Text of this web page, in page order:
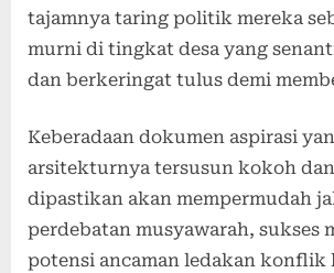
tajamnya taring politik mereka
murni di tingkat desa yang
dan berkeringat tulus demi
Keberadaan dokumen aspirasi
arsitekturnya tersusun kokoh
dipastikan akan mempermudah
perdebatan musyawarah, sukses
potensi ancaman ledakan konflik